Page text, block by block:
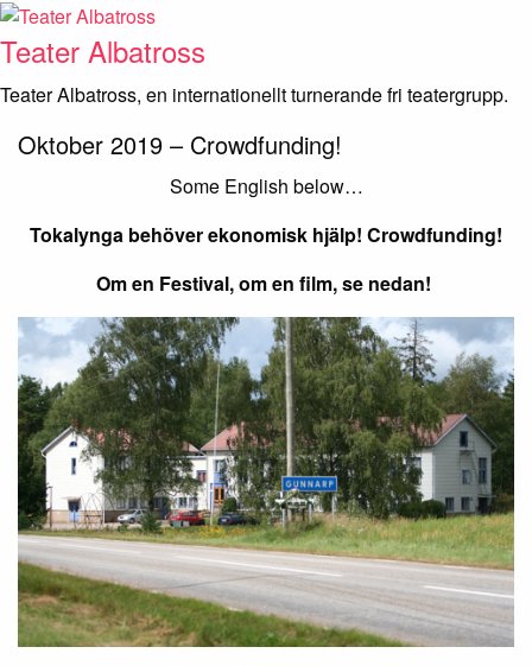
Skip
to
content
Teater Albatross
Teater Albatross, en internationellt turnerande fri teatergrupp.
Oktober 2019 – Crowdfunding!
Some English below…
Tokalynga behöver ekonomisk hjälp! Crowdfunding!
Om en Festival, om en film, se nedan!